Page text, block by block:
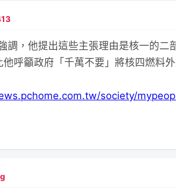
調，他提出這些主張理由是核一的
他呼籲政府「千萬不要」將核四燃料
society/